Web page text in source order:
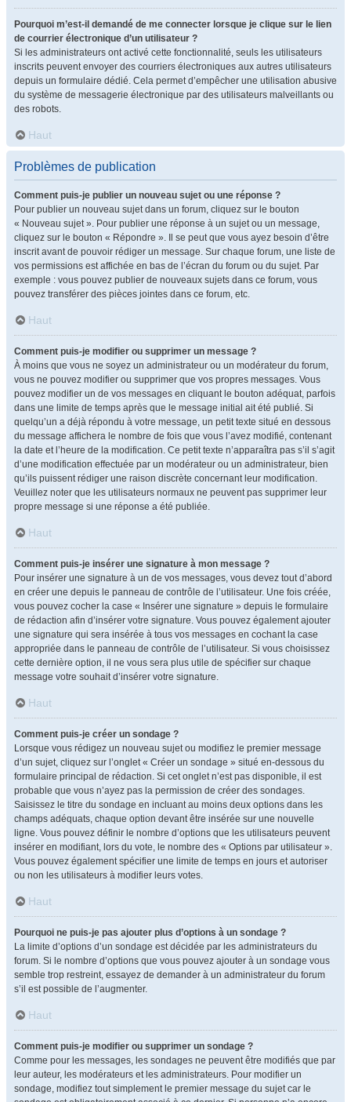
Pourquoi m’est-il demandé de me connecter lorsque je clique sur le lien
de courrier électronique d’un utilisateur ?
Si les administrateurs ont activé cette fonctionnalité, seuls les utilisateurs
inscrits peuvent envoyer des courriers électroniques aux autres utilisateurs
depuis un formulaire dédié. Cela permet d’empêcher une utilisation abusive
du système de messagerie électronique par des utilisateurs malveillants ou
des robots.
Haut
Problèmes de publication
Comment puis-je publier un nouveau sujet ou une réponse ?
Pour publier un nouveau sujet dans un forum, cliquez sur le bouton
« Nouveau sujet ». Pour publier une réponse à un sujet ou un message,
cliquez sur le bouton « Répondre ». Il se peut que vous ayez besoin d’être
inscrit avant de pouvoir rédiger un message. Sur chaque forum, une liste de
vos permissions est affichée en bas de l’écran du forum ou du sujet. Par
exemple : vous pouvez publier de nouveaux sujets dans ce forum, vous
pouvez transférer des pièces jointes dans ce forum, etc.
Haut
Comment puis-je modifier ou supprimer un message ?
À moins que vous ne soyez un administrateur ou un modérateur du forum,
vous ne pouvez modifier ou supprimer que vos propres messages. Vous
pouvez modifier un de vos messages en cliquant le bouton adéquat, parfois
dans une limite de temps après que le message initial ait été publié. Si
quelqu’un a déjà répondu à votre message, un petit texte situé en dessous
du message affichera le nombre de fois que vous l’avez modifié, contenant
la date et l’heure de la modification. Ce petit texte n’apparaîtra pas s’il s’agit
d’une modification effectuée par un modérateur ou un administrateur, bien
qu’ils puissent rédiger une raison discrète concernant leur modification.
Veuillez noter que les utilisateurs normaux ne peuvent pas supprimer leur
propre message si une réponse a été publiée.
Haut
Comment puis-je insérer une signature à mon message ?
Pour insérer une signature à un de vos messages, vous devez tout d’abord
en créer une depuis le panneau de contrôle de l’utilisateur. Une fois créée,
vous pouvez cocher la case « Insérer une signature » depuis le formulaire
de rédaction afin d’insérer votre signature. Vous pouvez également ajouter
une signature qui sera insérée à tous vos messages en cochant la case
appropriée dans le panneau de contrôle de l’utilisateur. Si vous choisissez
cette dernière option, il ne vous sera plus utile de spécifier sur chaque
message votre souhait d’insérer votre signature.
Haut
Comment puis-je créer un sondage ?
Lorsque vous rédigez un nouveau sujet ou modifiez le premier message
d’un sujet, cliquez sur l’onglet « Créer un sondage » situé en-dessous du
formulaire principal de rédaction. Si cet onglet n’est pas disponible, il est
probable que vous n’ayez pas la permission de créer des sondages.
Saisissez le titre du sondage en incluant au moins deux options dans les
champs adéquats, chaque option devant être insérée sur une nouvelle
ligne. Vous pouvez définir le nombre d’options que les utilisateurs peuvent
insérer en modifiant, lors du vote, le nombre des « Options par utilisateur ».
Vous pouvez également spécifier une limite de temps en jours et autoriser
ou non les utilisateurs à modifier leurs votes.
Haut
Pourquoi ne puis-je pas ajouter plus d’options à un sondage ?
La limite d’options d’un sondage est décidée par les administrateurs du
forum. Si le nombre d’options que vous pouvez ajouter à un sondage vous
semble trop restreint, essayez de demander à un administrateur du forum
s’il est possible de l’augmenter.
Haut
Comment puis-je modifier ou supprimer un sondage ?
Comme pour les messages, les sondages ne peuvent être modifiés que par
leur auteur, les modérateurs et les administrateurs. Pour modifier un
sondage, modifiez tout simplement le premier message du sujet car le